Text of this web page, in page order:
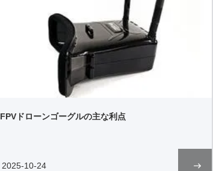
FPVドローンゴーグルの主な利点
2025-10-24